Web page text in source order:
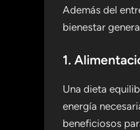
Además del
bienestar
1.
Una dieta
energía
beneficiosos